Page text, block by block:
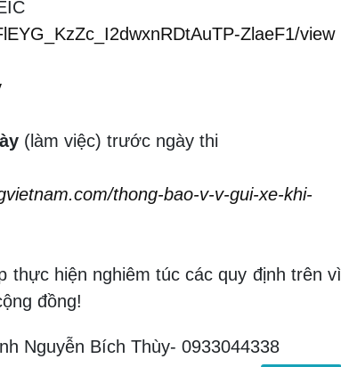
ZlaeF1/view
(làm việc) trước ngày thi
thong-bao-v-v-gui-xe-khi-
thực hiện nghiêm túc các quy định trên vì
đồng!
Nguyễn Bích Thùy- 0933044338